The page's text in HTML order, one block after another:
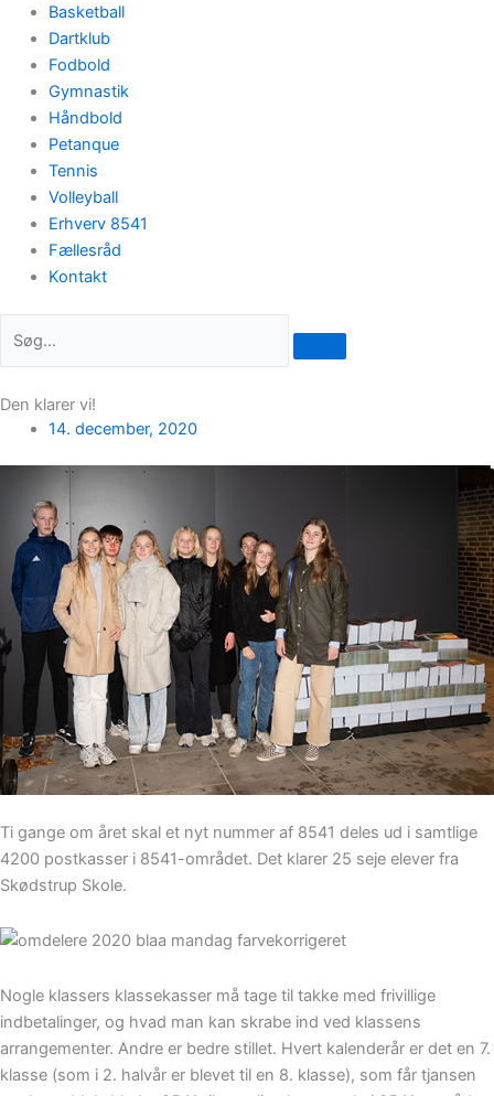
Basketball
Dartklub
Fodbold
Gymnastik
Håndbold
Petanque
Tennis
Volleyball
Erhverv 8541
Fællesråd
Kontakt
Den klarer vi!
14. december, 2020
Ti gange om året skal et nyt nummer af 8541 deles ud i samtlige
4200 postkasser i 8541-området. Det klarer 25 seje elever fra
Skødstrup Skole.
Nogle klassers klassekasser må tage til takke med frivillige
indbetalinger, og hvad man kan skrabe ind ved klassens
arrangementer. Andre er bedre stillet. Hvert kalenderår er det en 7.
klasse (som i 2. halvår er blevet til en 8. klasse), som får tjansen